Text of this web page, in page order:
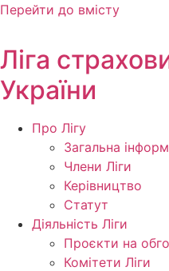
Перейти до вмісту
Ліга
України
Про Лігу
Загальна
Члени Ліги
Керівництво
Статут
Діяльність Ліги
Проєкти на
Комітети Ліги